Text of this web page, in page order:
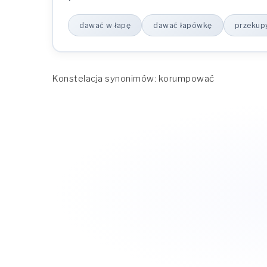
dawać w łapę dawać łapówkę
Konstelacja synonimów: korumpować